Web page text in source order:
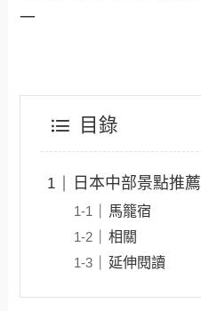
一
目錄
日本中部景點推薦
馬籠宿
相關
延伸閱讀